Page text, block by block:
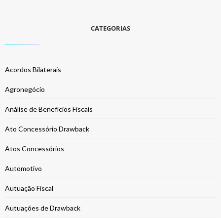
CATEGORIAS
Acordos Bilaterais
Agronegócio
Análise de Benefícios Fiscais
Ato Concessório Drawback
Atos Concessórios
Automotivo
Autuação Fiscal
Autuações de Drawback